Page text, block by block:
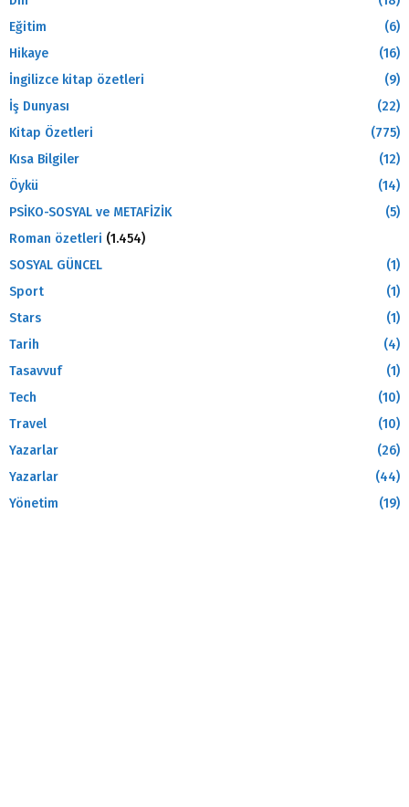
Eğitim
(6)
Hikaye
(16)
İngilizce kitap özetleri
(9)
İş Dunyası
(22)
Kitap Özetleri
(775)
Kısa Bilgiler
(12)
Öykü
(14)
PSİKO-SOSYAL ve METAFİZİK
(5)
Roman özetleri (1.454)
SOSYAL GÜNCEL
(1)
Sport
(1)
Stars
(1)
Tarih
(4)
Tasavvuf
(1)
Tech
(10)
Travel
(10)
Yazarlar
(26)
Yazarlar
(44)
Yönetim
(19)